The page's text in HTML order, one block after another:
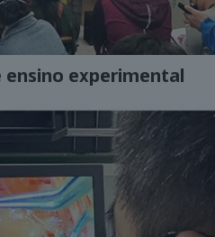
experimental